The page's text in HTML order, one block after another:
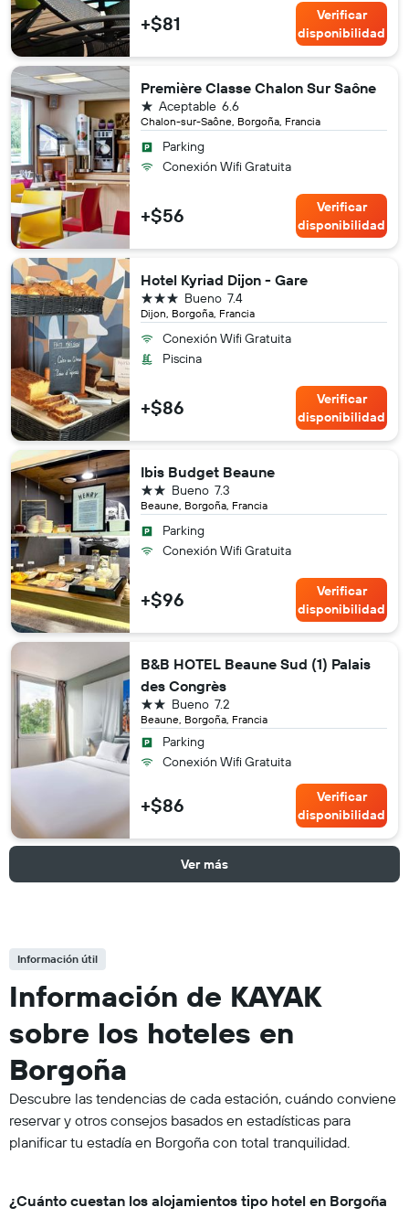
+$81
Verificar
disponibilidad
Première Classe Chalon Sur Saône
Chalon-sur-Saône, Borgoña, Francia
6.6
Aceptable
1 estrella
Parking
Conexión Wifi Gratuita
+$56
Verificar
disponibilidad
Hotel Kyriad Dijon - Gare
Dijon, Borgoña, Francia
7.4
Bueno
3 estrellas
Conexión Wifi Gratuita
Piscina
+$86
Verificar
disponibilidad
Ibis Budget Beaune
Beaune, Borgoña, Francia
7.3
Bueno
2 estrellas
Parking
Conexión Wifi Gratuita
+$96
Verificar
disponibilidad
B&B HOTEL Beaune Sud (1) Palais
des Congrès
Beaune, Borgoña, Francia
7.2
Bueno
2 estrellas
Parking
Conexión Wifi Gratuita
+$86
Verificar
disponibilidad
Ver más
Información útil
Información de KAYAK
sobre los hoteles en
Borgoña
Descubre las tendencias de cada estación, cuándo conviene
reservar y otros consejos basados en estadísticas para
planificar tu estadía en Borgoña con total tranquilidad.
¿Cuánto cuestan los alojamientos tipo hotel en Borgoña